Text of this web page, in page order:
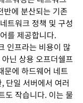
반에 분산되는 기존
트워크 정책 및 구성
를 제공합니다.
인프라는 비용이 많
닌 상용 오프더쉘프
에 하드웨어 네트
단일 서버에서 여러
도 작습니다. 이는 물